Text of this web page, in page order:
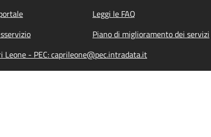
Leggi le FAQ
Piano di miglioramento dei servizi
Leone - PEC: caprileone@pec.intradata.it